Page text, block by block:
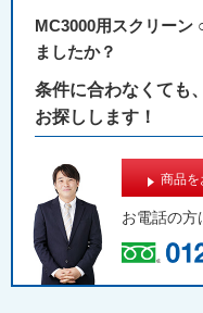
MC3000用スクリーン
ましたか？
条件に合わなくても
お探しします！
商品を
お電話の方